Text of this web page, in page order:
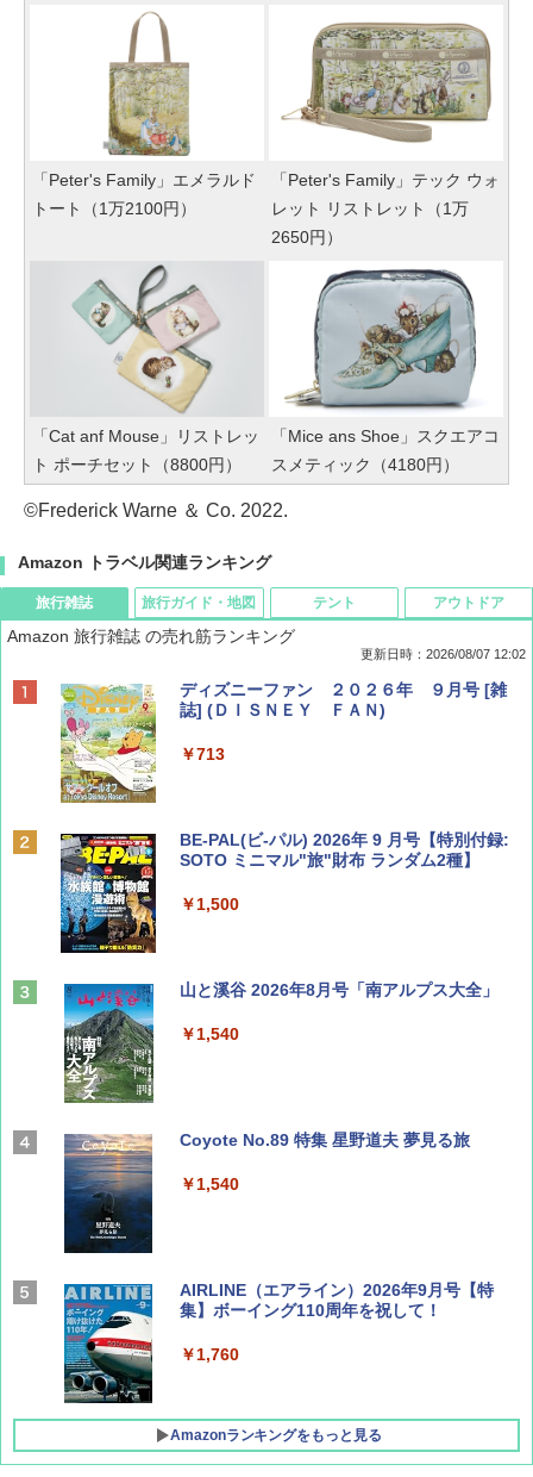
「Peter's Family」エメラルド
トート（1万2100円）
「Peter's Family」テック ウォ
レット リストレット（1万
2650円）
「Cat anf Mouse」リストレッ
ト ポーチセット（8800円）
「Mice ans Shoe」スクエアコ
スメティック（4180円）
©Frederick Warne ＆ Co. 2022.
Amazon トラベル関連ランキング
旅行雑誌
Amazon 旅行雑誌 の売れ筋ランキング
更新日時：2026/08/07 12:02
ディズニーファン ２０２６年 ９月号 [雑
誌] (ＤＩＳＮＥＹ ＦＡＮ)
￥713
BE-PAL(ビ-パル) 2026年 9 月号【特別付録:
SOTO ミニマル"旅"財布 ランダム2種】
￥1,500
山と溪谷 2026年8月号「南アルプス大全」
￥1,540
Coyote No.89 特集 星野道夫 夢見る旅
￥1,540
AIRLINE（エアライン）2026年9月号【特
集】ボーイング110周年を祝して！
￥1,760
Amazonランキングをもっと見る
旅行ガイド・地図 テント アウトドア